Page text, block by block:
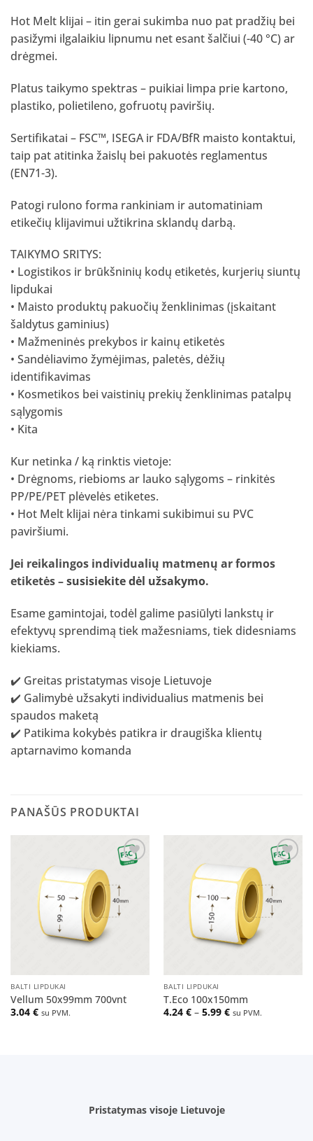
Hot Melt klijai – itin gerai sukimba nuo pat pradžių bei
pasižymi ilgalaikiu lipnumu net esant šalčiui (-40 °C) ar
drėgmei.
Platus taikymo spektras – puikiai limpa prie kartono,
plastiko, polietileno, gofruotų paviršių.
Sertifikatai – FSC™, ISEGA ir FDA/BfR maisto kontaktui,
taip pat atitinka žaislų bei pakuotės reglamentus
(EN71-3).
Patogi rulono forma rankiniam ir automatiniam
etikečių klijavimui užtikrina sklandų darbą.
TAIKYMO SRITYS:
• Logistikos ir brūkšninių kodų etiketės, kurjerių siuntų
lipdukai
• Maisto produktų pakuočių ženklinimas (įskaitant
šaldytus gaminius)
• Mažmeninės prekybos ir kainų etiketės
• Sandėliavimo žymėjimas, paletės, dėžių
identifikavimas
• Kosmetikos bei vaistinių prekių ženklinimas patalpų
sąlygomis
• Kita
Kur netinka / ką rinktis vietoje:
• Drėgnoms, riebioms ar lauko sąlygoms – rinkitės
PP/PE/PET plėvelės etiketes.
• Hot Melt klijai nėra tinkami sukibimui su PVC
paviršiumi.
Jei reikalingos individualių matmenų ar formos
etiketės –susisiekite dėl užsakymo.
Esame gamintojai, todėl galime pasiūlyti lankstų ir
efektyvų sprendimą tiek mažesniams, tiek didesniams
kiekiams.
✔️ Greitas pristatymas visoje Lietuvoje
✔️ Galimybė užsakyti individualius matmenis bei
spaudos maketą
✔️ Patikima kokybės patikra ir draugiška klientų
aptarnavimo komanda
PANAŠŪS PRODUKTAI
sąrašą
BALTI LIPDUKAI
Vellum 50x99mm 700vnt
3.04 € su PVM.
sąrašą
BALTI LIPDUKAI
T.Eco 100x150mm
4.24 € – 5.99 €Price
range:
su PVM.
Pristatymas visoje Lietuvoje